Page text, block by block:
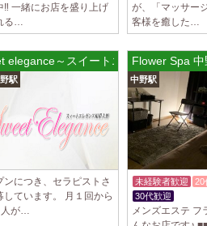
2025/04/08[勝川
Cat’s (キャッ
18歳以上（高校
営業時間内でい
さ…
2025/04/05[日本
Aroma de
オープンにつ
貴方様に朗報で
ラ…
2025/04/04[吉
‼️ 一緒にお店を盛り上げ
る…
が、「マッサー
客様を癒した…
elegance～スイートエレガンス
駅
ンにつき、セラピストさ
しています。 月１回から
人が…
Flower Spa 中
中野駅
未経験者歓迎
20
30代歓迎
メンズエステ フ